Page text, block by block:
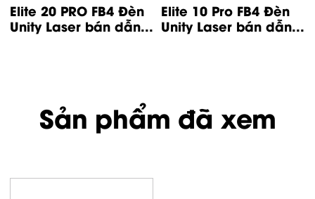
Elite 2 Pro FB4 Hệ
thống Laser Unity 2W
Elite 10 ILDA Hệ thống
Laser Unity 10,5W
Sản phẩm đã xem